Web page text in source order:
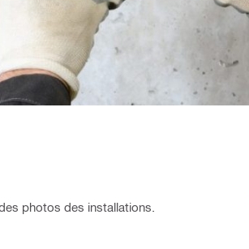
photos des installations.